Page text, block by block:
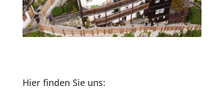
Hier finden Sie uns: